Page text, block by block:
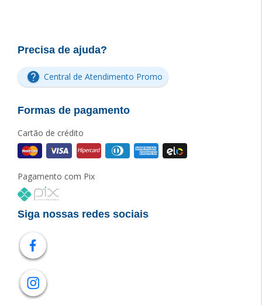
Precisa de ajuda?
Central de Atendimento Promo
Formas de pagamento
Cartão de crédito
Pagamento com Pix
Siga nossas redes sociais